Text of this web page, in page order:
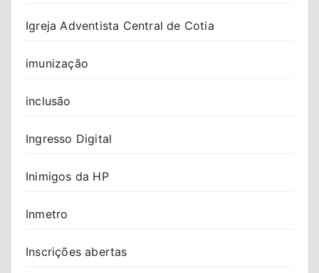
Igreja Adventista Central de Cotia
imunização
inclusão
Ingresso Digital
Inimigos da HP
Inmetro
Inscrições abertas